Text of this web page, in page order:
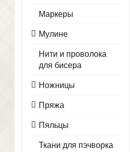
Маркеры
Мулине
Нити и проволока
для бисера
Ножницы
Пряжа
Пяльцы
Ткани для пэчворка